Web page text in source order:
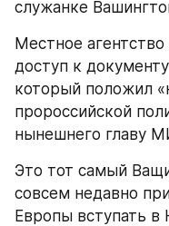
служанке
Местное
доступ к
который положил
пророссийской
нынешнего главу
Это тот самый
совсем недавно
Европы вступать в